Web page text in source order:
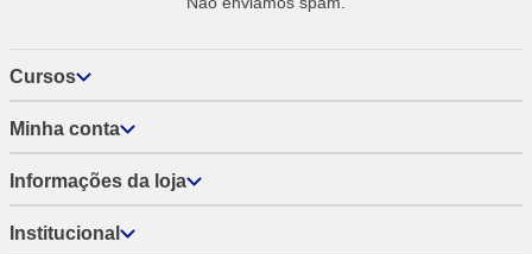
Cursos
Minha conta
Informações da loja
Institucional